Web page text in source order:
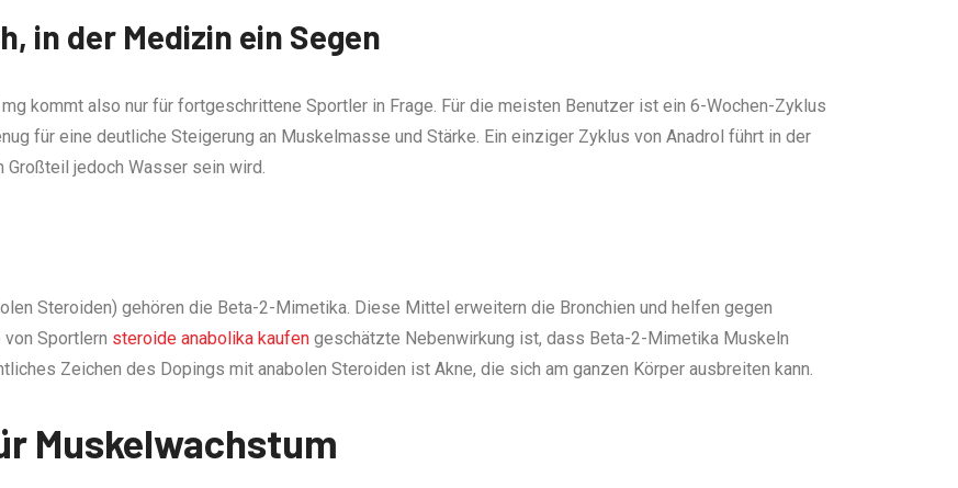
in der Medizin ein Segen
kommt also nur für fortgeschrittene Sportler in Frage. Für die meisten Benutzer ist ein 6-Wochen-Zyklus
für eine deutliche Steigerung an Muskelmasse und Stärke. Ein einziger Zyklus von Anadrol führt in der
Großteil jedoch Wasser sein wird.
Steroiden) gehören die Beta-2-Mimetika. Diese Mittel erweitern die Bronchien und helfen gegen
Sportlern steroide anabolika kaufen geschätzte Nebenwirkung ist, dass Beta-2-Mimetika Muskeln
Zeichen des Dopings mit anabolen Steroiden ist Akne, die sich am ganzen Körper ausbreiten kann.
Muskelwachstum